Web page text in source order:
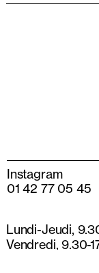
Instagram
01 42 77 05 45
Lundi-Jeudi,
Vendredi, 9.30-